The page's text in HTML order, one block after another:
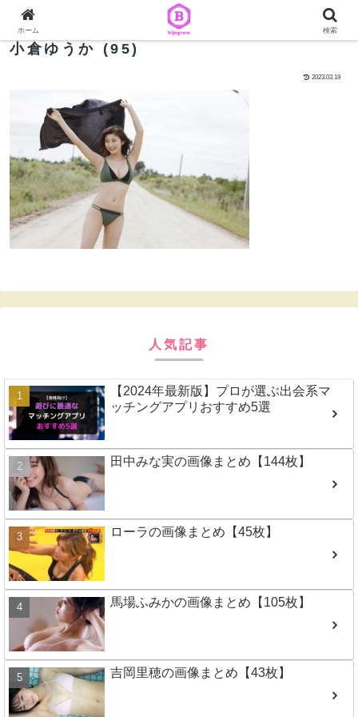
小倉ゆうか (95)
2023.03.19
人気記事
【2024年最新版】プロが選ぶ出会系マ
ッチングアプリおすすめ5選
田中みな実の画像まとめ【144枚】
ローラの画像まとめ【45枚】
馬場ふみかの画像まとめ【105枚】
吉岡里穂の画像まとめ【43枚】
ホーム 検索